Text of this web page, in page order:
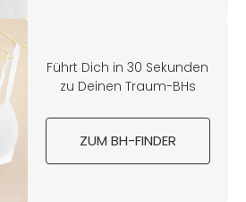
Führt Dich in 30 Sekunden
zu Deinen Traum-BHs
ZUM BH-FINDER